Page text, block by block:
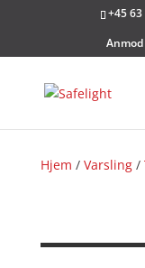
+45
Hjem / Varsling/